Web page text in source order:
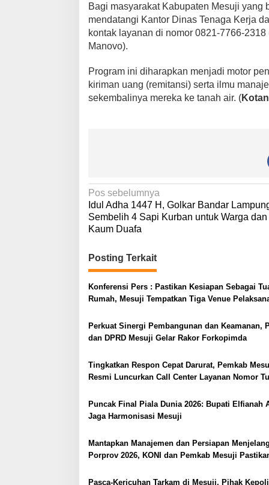
Bagi masyarakat Kabupaten Mesuji yang
mendatangi Kantor Dinas Tenaga Kerja
kontak layanan di nomor 0821-7766-
Manovo).
​Program ini diharapkan menjadi motor
kiriman uang (remitansi) serta ilmu
sekembalinya mereka ke tanah air. (Kotan
N
a
v
g
a
s
p
s
Pos sebelumnya
Idul Adha 1447 H, Golkar Bandar
Sembelih 4 Sapi Kurban untuk Warga dan
Kaum Duafa
Posting Terkait
Konferensi Pers : Pastikan Kesiapan Sebagai
Rumah, Mesuji Tempatkan Tiga Venue
Perkuat Sinergi Pembangunan dan Keamanan,
dan DPRD Mesuji Gelar Rakor Forkopimda
Tingkatkan Respon Cepat Darurat, Pemkab
Resmi Luncurkan Call Center Layanan Nomor
Puncak Final Piala Dunia 2026: Bupati Elfianah
Jaga Harmonisasi Mesuji
Mantapkan Manajemen dan Persiapan Menjelang
Porprov 2026, KONI dan Pemkab Mesuji
​Pasca-Kericuhan Tarkam di Mesuji, Pihak